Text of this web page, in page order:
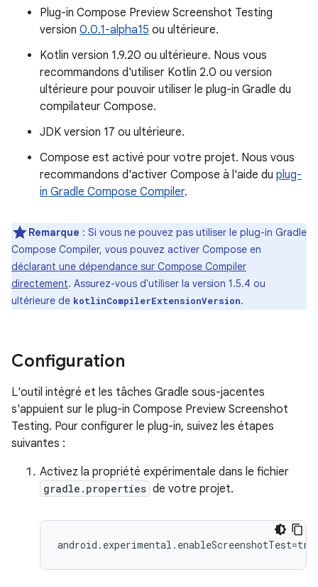
Plug-in Compose Preview Screenshot Testing
version 0.0.1-alpha15 ou ultérieure.
Kotlin version 1.9.20 ou ultérieure. Nous vous
recommandons d'utiliser Kotlin 2.0 ou version
ultérieure pour pouvoir utiliser le plug-in Gradle du
compilateur Compose.
JDK version 17 ou ultérieure.
Compose est activé pour votre projet. Nous vous
recommandons d'activer Compose à l'aide du plug-
in Gradle Compose Compiler.
Remarque : Si vous ne pouvez pas utiliser le plug-in Gradle
Compose Compiler, vous pouvez activer Compose en
déclarant une dépendance sur Compose Compiler
directement. Assurez-vous d'utiliser la version 1.5.4 ou
ultérieure de kotlinCompilerExtensionVersion.
Configuration
L'outil intégré et les tâches Gradle sous-jacentes
s'appuient sur le plug-in Compose Preview Screenshot
Testing. Pour configurer le plug-in, suivez les étapes
suivantes :
Activez la propriété expérimentale dans le fichier
gradle.properties de votre projet.